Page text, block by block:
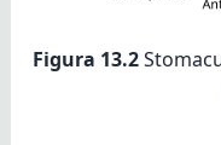
Figura 13.2